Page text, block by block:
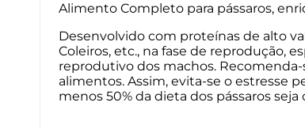
Alimento Completo para pássaros,
Desenvolvido com proteínas de alto
Coleiros, etc., na fase de reprodução,
reprodutivo dos machos.
alimentos. Assim, evita-se o estresse
menos 50% da dieta dos pássaros